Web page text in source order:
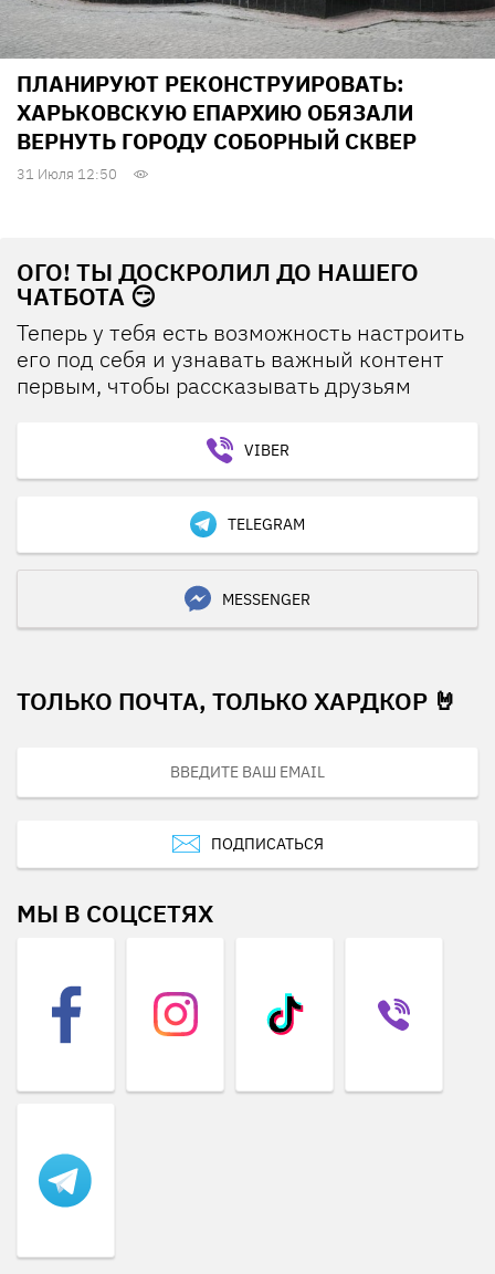
ПЛАНИРУЮТ РЕКОНСТРУИРОВАТЬ:
ХАРЬКОВСКУЮ ЕПАРХИЮ ОБЯЗАЛИ
ВЕРНУТЬ ГОРОДУ СОБОРНЫЙ СКВЕР
31 Июля 12:50
ОГО! ТЫ ДОСКРОЛИЛ ДО НАШЕГО
ЧАТБОТА 😏
Теперь у тебя есть возможность настроить
его под себя и узнавать важный контент
первым, чтобы рассказывать друзьям
VIBER
TELEGRAM
MESSENGER
ТОЛЬКО ПОЧТА, ТОЛЬКО ХАРДКОР 🤘
ПОДПИСАТЬСЯ
МЫ В СОЦСЕТЯХ